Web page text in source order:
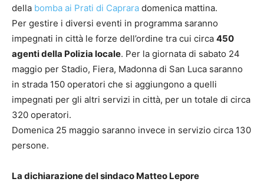
della bomba ai Prati di Caprara domenica mattina.
Per gestire i diversi eventi in programma saranno
impegnati in città le forze dell’ordine tra cui circa 450
agenti della Polizia locale. Per la giornata di sabato 24
maggio per Stadio, Fiera, Madonna di San Luca saranno
in strada 150 operatori che si aggiungono a quelli
impegnati per gli altri servizi in città, per un totale di circa
320 operatori.
Domenica 25 maggio saranno invece in servizio circa 130
persone.
La dichiarazione del sindaco Matteo Lepore